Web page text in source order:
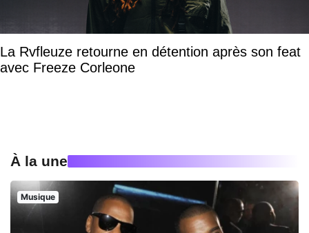
La Rvfleuze retourne en détention après son feat
avec Freeze Corleone
À la une
Musique